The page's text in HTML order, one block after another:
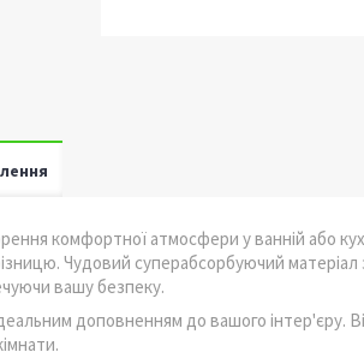
комфортної атмосфери у ванній або
Чудовий суперабсорбуючий матеріал
вашу безпеку.
доповненням до вашого інтер'єру.